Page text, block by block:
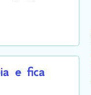
e fica